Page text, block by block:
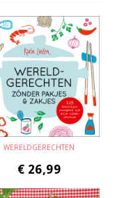
WERELDGERECHTEN
€ 26,99